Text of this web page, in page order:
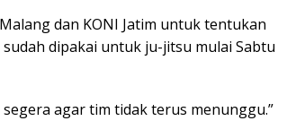
dan KONI Jatim untuk tentukan
dipakai untuk ju-jitsu mulai Sabtu
agar tim tidak terus menunggu.”